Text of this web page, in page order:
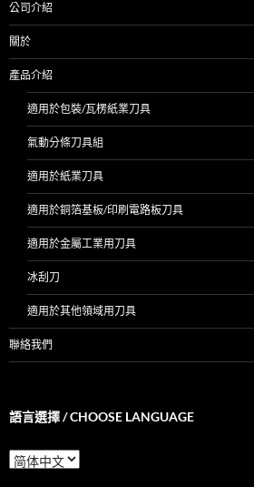
公司介紹
關於
產品介紹
適用於包裝/瓦楞紙業刀具
氣動分條刀具組
適用於紙業刀具
適用於銅箔基板/印刷電路板刀具
適用於金屬工業用刀具
冰刮刀
適用於其他領域用刀具
聯絡我們
語言選擇 / CHOOSE LANGUAGE
語
言